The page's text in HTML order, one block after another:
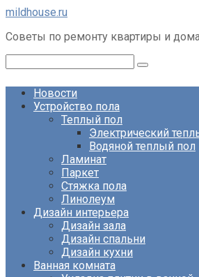
Перейти
контенту
mildhouse.ru
Советы по ремонту квартиры и
Новости
Устройство пола
Теплый пол
Электрический
Водяной теплый пол
Ламинат
Паркет
Стяжка пола
Линолеум
Дизайн интерьера
Дизайн зала
Дизайн спальни
Дизайн кухни
Ванная комната